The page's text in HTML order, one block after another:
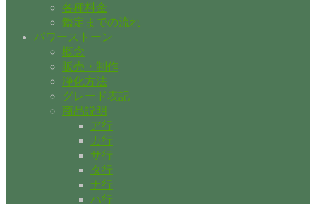
各種料金
鑑定までの流れ
パワーストーン
概念
販売・制作
浄化方法
グレード表記
商品説明
ア行
カ行
サ行
タ行
ナ行
ハ行